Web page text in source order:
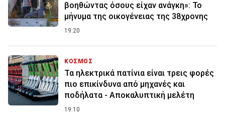
βοηθώντας όσους είχαν ανάγκη»: Το
μήνυμα της οικογένειας της 38χρονης
19:20
ΚΟΣΜΟΣ
Τα ηλεκτρικά πατίνια είναι τρεις φορές
πιο επικίνδυνα από μηχανές και
ποδήλατα - Αποκαλυπτική μελέτη
19:10